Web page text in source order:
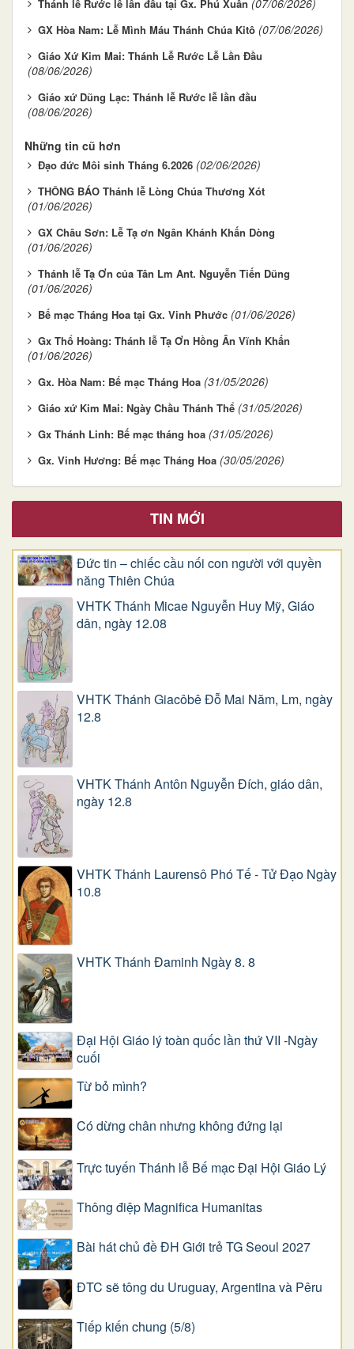
Thánh lễ Rước lễ lần đầu tại Gx. Phú Xuân
GX Hòa Nam: Lễ Mình Máu Thánh Chúa Kitô (07/06/2026)
Giáo Xứ Kim Mai: Thánh Lễ Rước Lễ Lần Đầu
(08/06/2026)
Giáo xứ Dũng Lạc: Thánh lễ Rước lễ lần đầu
(08/06/2026)
Những tin cũ hơn
Đạo đức Môi sinh Tháng 6.2026 (02/06/2026)
THÔNG BÁO Thánh lễ Lòng Chúa Thương Xót
(01/06/2026)
GX Châu Sơn: Lễ Tạ ơn Ngân Khánh Khấn Dòng
(01/06/2026)
Thánh lễ Tạ Ơn của Tân Lm Ant. Nguyễn Tiến Dũng
(01/06/2026)
Bế mạc Tháng Hoa tại Gx. Vinh Phước (01/06/2026)
Gx Thổ Hoàng: Thánh lễ Tạ Ơn Hồng Ân Vĩnh Khấn
(01/06/2026)
Gx. Hòa Nam: Bế mạc Tháng Hoa (31/05/2026)
Giáo xứ Kim Mai: Ngày Chầu Thánh Thể (31/05/2026)
Gx Thánh Linh: Bế mạc tháng hoa (31/05/2026)
Gx. Vinh Hương: Bế mạc Tháng Hoa (30/05/2026)
TIN MỚI
Đức tin – chiếc cầu nối con người với quyền
năng Thiên Chúa
VHTK Thánh Micae Nguyễn Huy Mỹ, Giáo
dân, ngày 12.08
VHTK Thánh Giacôbê Ðỗ Mai Năm, Lm, ngày
12.8
VHTK Thánh Antôn Nguyễn Ðích, giáo dân,
ngày 12.8
VHTK Thánh Laurensô Phó Tế - Tử Đạo Ngày
10.8
VHTK Thánh Đaminh Ngày 8. 8
Đại Hội Giáo lý toàn quốc lần thứ VII -Ngày
cuối
Từ bỏ mình?
Có dừng chân nhưng không đứng lại
Trực tuyến Thánh lễ Bế mạc Đại Hội Giáo Lý
Thông điệp Magnifica Humanitas
Bài hát chủ đề ĐH Giới trẻ TG Seoul 2027
ĐTC sẽ tông du Uruguay, Argentina và Pêru
Tiếp kiến chung (5/8)